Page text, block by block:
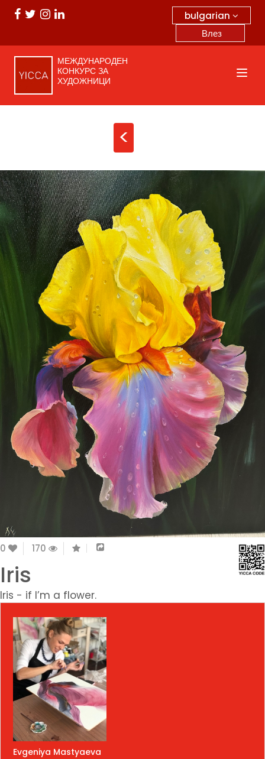
bulgarian
Влез
МЕЖДУНАРОДЕН
КОНКУРС ЗА
ХУДОЖНИЦИ
<
0 170
Iris
Iris - if I’m a flower.
Evgeniya Mastyaeva